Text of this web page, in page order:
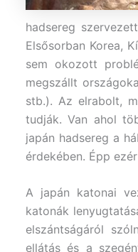
hadsereg
Elsősorban Korea,
sem okozott
megszállt
stb.). Az elrabolt,
tudják. Van ahol
japán hadsereg a
érdekében. Épp
A japán katonai
katonák
elszántságáról
ellátás és a